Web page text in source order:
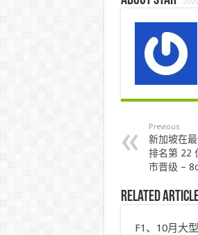
Previous
新加坡在
排名第 22
市晋级 –
Related
F1、10月大